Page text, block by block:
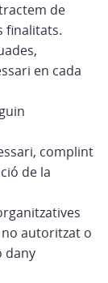
de
finalitats.
en cada
complint
de la
autoritzat o
dany